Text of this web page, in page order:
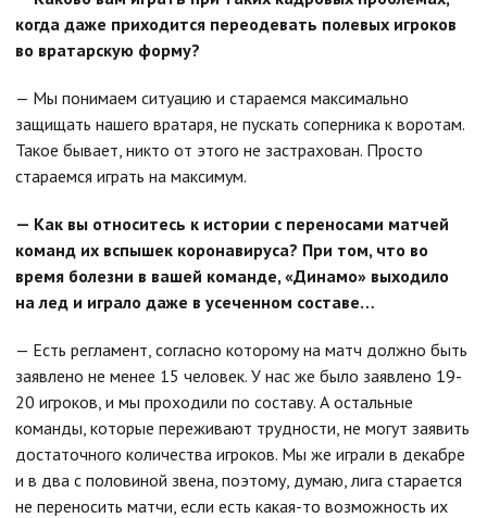
когда даже приходится переодевать полевых игроков
во вратарскую форму?
— Мы понимаем ситуацию и стараемся максимально
защищать нашего вратаря, не пускать соперника к воротам.
Такое бывает, никто от этого не застрахован. Просто
стараемся играть на максимум.
— Как вы относитесь к истории с переносами матчей
команд их вспышек коронавируса? При том, что во
время болезни в вашей команде, «Динамо» выходило
на лед и играло даже в усеченном составе…
— Есть регламент, согласно которому на матч должно быть
заявлено не менее 15 человек. У нас же было заявлено 19-
20 игроков, и мы проходили по составу. А остальные
команды, которые переживают трудности, не могут заявить
достаточного количества игроков. Мы же играли в декабре
и в два с половиной звена, поэтому, думаю, лига старается
не переносить матчи, если есть какая-то возможность их